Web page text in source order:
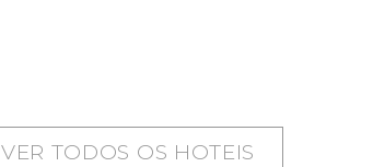
VER TODOS OS HOTEIS